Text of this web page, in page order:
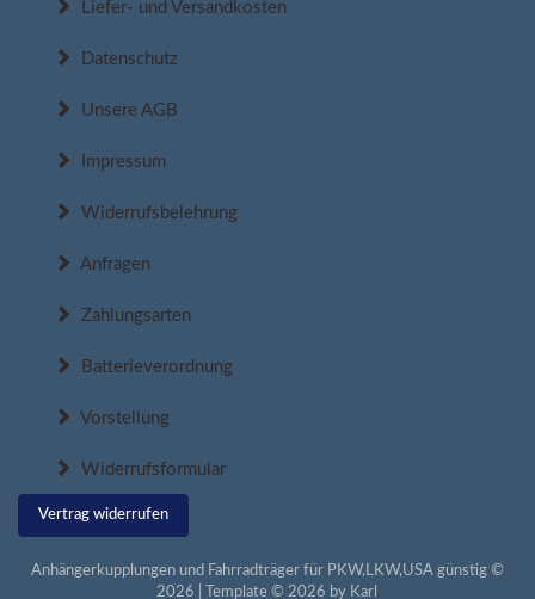
Liefer- und Versandkosten
Datenschutz
Unsere AGB
Impressum
Widerrufsbelehrung
Anfragen
Zahlungsarten
Batterieverordnung
Vorstellung
Widerrufsformular
Vertrag widerrufen
Anhängerkupplungen und Fahrradträger für PKW,LKW,USA günstig ©
2026 | Template © 2026 by Karl